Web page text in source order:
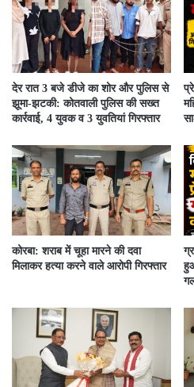
देर रात 3 बजे डीजे का शोर और पुलिस से
झूमा-झटकी: कोतवाली पुलिस की सख्त
कार्रवाई, 4 युवक व 3 युवतियां गिरफ्तार
कोरबा: शराब में चूहा मारने की दवा
मिलाकर हत्या करने वाले आरोपी गिरफ्तार